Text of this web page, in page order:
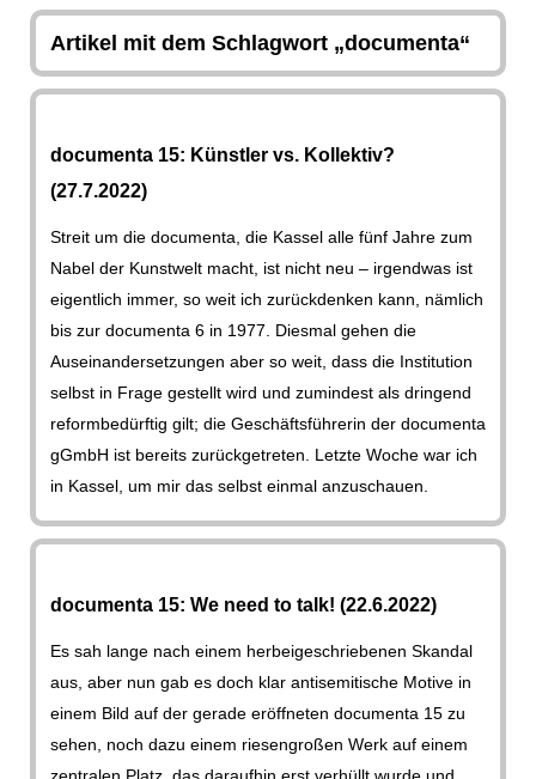
Artikel mit dem Schlagwort „documenta“
documenta 15: Künstler vs. Kollektiv?
(27.7.2022)
Streit um die documenta, die Kassel alle fünf Jahre zum
Nabel der Kunstwelt macht, ist nicht neu – irgendwas ist
eigentlich immer, so weit ich zurückdenken kann, nämlich
bis zur documenta 6 in 1977. Diesmal gehen die
Auseinandersetzungen aber so weit, dass die Institution
selbst in Frage gestellt wird und zumindest als dringend
reformbedürftig gilt; die Geschäftsführerin der documenta
gGmbH ist bereits zurückgetreten. Letzte Woche war ich
in Kassel, um mir das selbst einmal anzuschauen.
documenta 15: We need to talk! (22.6.2022)
Es sah lange nach einem herbeigeschriebenen Skandal
aus, aber nun gab es doch klar antisemitische Motive in
einem Bild auf der gerade eröffneten documenta 15 zu
sehen, noch dazu einem riesengroßen Werk auf einem